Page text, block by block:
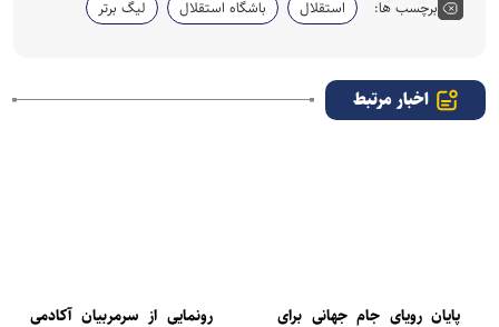
برچسب ها: استقلال باشگاه استقلال لیگ برتر
اخبار مرتبط
پایان رویای جام جهانی برای
رونمایی از سرمربیان آکادمی